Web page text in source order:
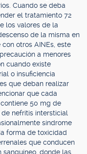
Cuando se deba
el tratamiento 72
los valores de la
de la misma en
otros AINEs, este
a menores
cuando existe
o insuficiencia
que deban realizar
que cada
50 mg de
de nefritis intersticial
síndrome
forma de toxicidad
que conducen
donde las